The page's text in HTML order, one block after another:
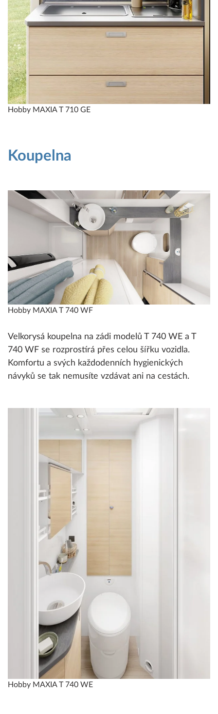
Hobby MAXIA T 710 GE
Koupelna
Hobby MAXIA T 740 WF
Velkorysá koupelna na zádi modelů T 740 WE a T
740 WF se rozprostírá přes celou šířku vozidla.
Komfortu a svých každodenních hygienických
návyků se tak nemusíte vzdávat ani na cestách.
Hobby MAXIA T 740 WE